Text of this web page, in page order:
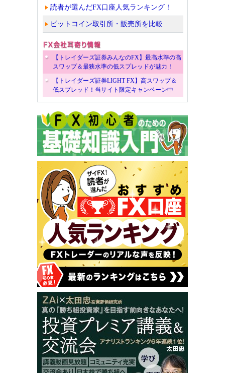
読者が選んだFX口座人気ランキング！
ビットコイン取引所・販売所を比較
【トレイダーズ証券みんなのFX】最高水準の高
スワップ＆最狭水準の低スプレッドが魅力！
【トレイダーズ証券LIGHT FX】高スワップ＆
低スプレッド！当サイト限定キャンペーン中